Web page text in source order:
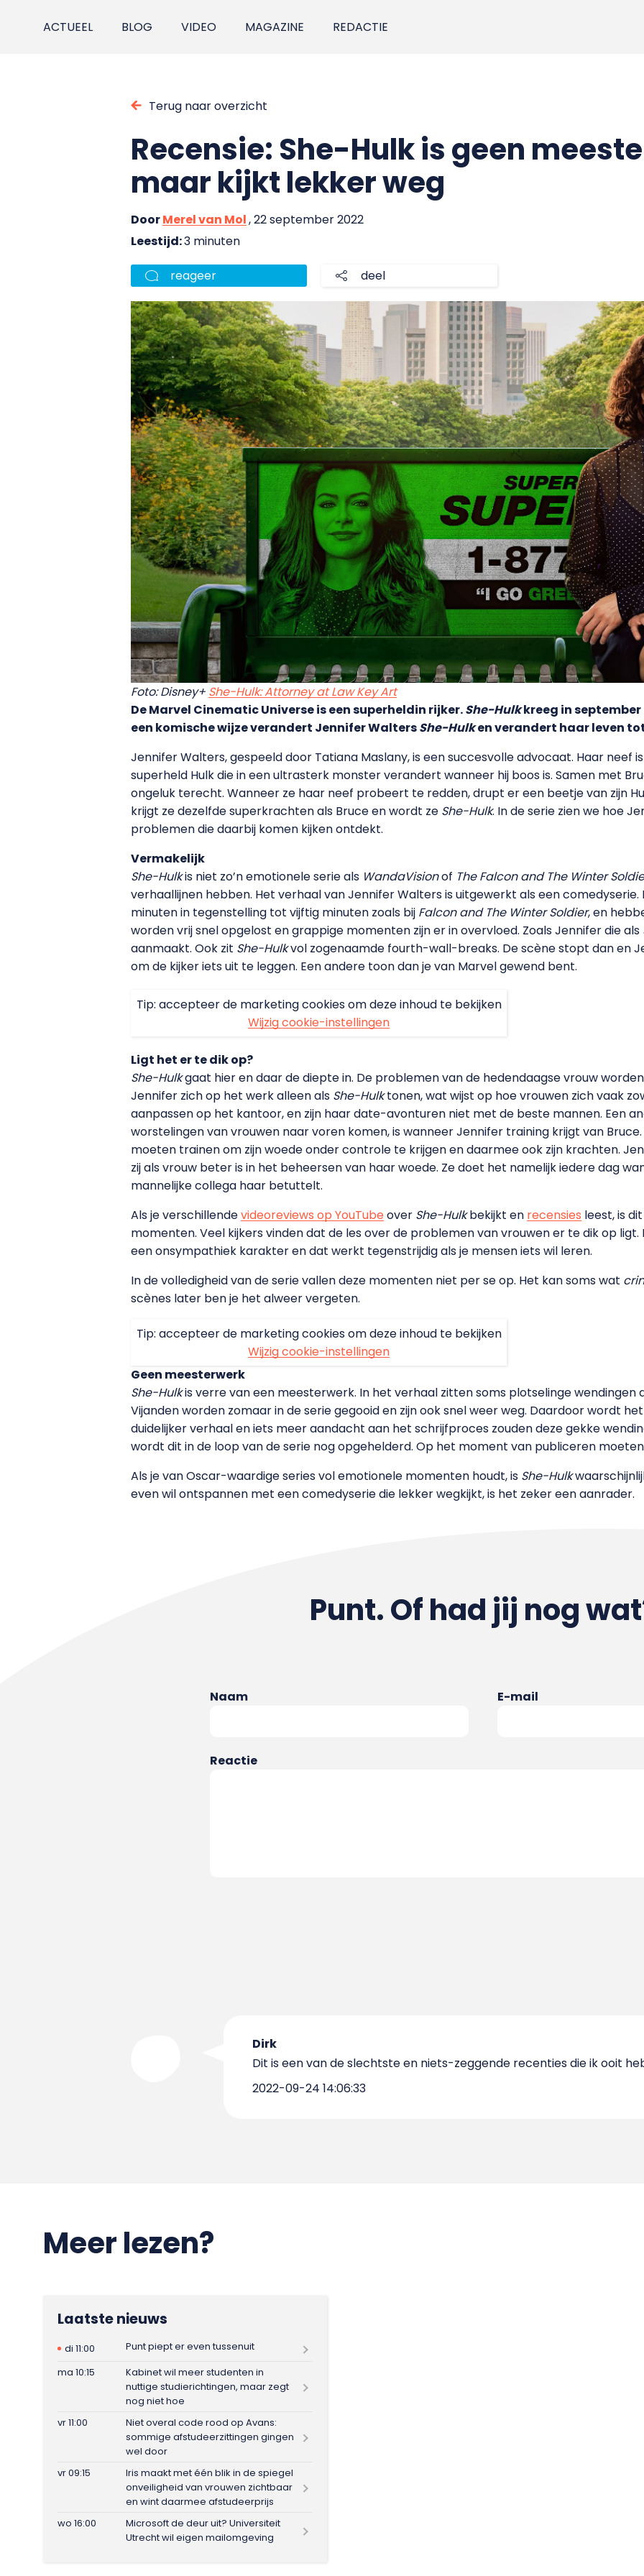
ACTUEEL BLOG VIDEO MAGAZINE REDACTIE
Terug naar overzicht
Recensie: She-Hulk is geen
maar kijkt lekker weg
DoorMerel van Mol, 22 september 2022
Leestijd:3 minuten
reageer deel
Foto: Disney+ She-Hulk: Attorney at Law Key Art
De Marvel Cinematic Universe is een superheldin rijker.She-Hulkkreeg in september
een komische wijze verandert Jennifer WaltersShe-Hulken verandert haar leven
Jennifer Walters, gespeeld door Tatiana Maslany, is een succesvolle advocaat. Haar neef
superheld Hulk die in een ultrasterk monster verandert wanneer hij boos is. Samen met
ongeluk terecht. Wanneer ze haar neef probeert te redden, drupt er een beetje van zijn
krijgt ze dezelfde superkrachten als Bruce en wordt ze She-Hulk. In de serie zien we hoe
problemen die daarbij komen kijken ontdekt.
Vermakelijk
She-Hulkis niet zo’n emotionele serie als WandaVisionof The Falcon and The Winter
verhaallijnen hebben. Het verhaal van Jennifer Walters is uitgewerkt als een
minuten in tegenstelling tot vijftig minuten zoals bij Falcon and The Winter Soldier, en
worden vrij snel opgelost en grappige momenten zijn er in overvloed. Zoals Jennifer die als
aanmaakt. Ook zit She-Hulkvol zogenaamde fourth-wall-breaks. De scène stopt dan en
om de kijker iets uit te leggen. Een andere toon dan je van Marvel gewend bent.
Tip: accepteer de marketing cookies om deze inhoud te bekijken
Wijzig cookie-instellingen
Ligt het er te dik op?
She-Hulkgaat hier en daar de diepte in. De problemen van de hedendaagse vrouw
Jennifer zich op het werk alleen als She-Hulktonen, wat wijst op hoe vrouwen zich vaak
aanpassen op het kantoor, en zijn haar date-avonturen niet met de beste mannen. Een
worstelingen van vrouwen naar voren komen, is wanneer Jennifer training krijgt van
moeten trainen om zijn woede onder controle te krijgen en daarmee ook zijn krachten.
zij als vrouw beter is in het beheersen van haar woede. Ze doet het namelijk iedere dag
mannelijke collega haar betuttelt.
Als je verschillendevideoreviews op YouTubeover She-Hulkbekijkt en recensies leest, is
momenten. Veel kijkers vinden dat de les over de problemen van vrouwen er te dik op
een onsympathiek karakter en dat werkt tegenstrijdig als je mensen iets wil leren.
In de volledigheid van de serie vallen deze momenten niet per se op. Het kan soms wat
scènes later ben je het alweer vergeten.
Tip: accepteer de marketing cookies om deze inhoud te bekijken
Wijzig cookie-instellingen
Geen meesterwerk
She-Hulkis verre van een meesterwerk. In het verhaal zitten soms plotselinge wendingen
Vijanden worden zomaar in de serie gegooid en zijn ook snel weer weg. Daardoor wordt
duidelijker verhaal en iets meer aandacht aan het schrijfproces zouden deze gekke
wordt dit in de loop van de serie nog opgehelderd. Op het moment van publiceren
Als je van Oscar-waardige series vol emotionele momenten houdt, is She-Hulk
even wil ontspannen met een comedyserie die lekker wegkijkt, is het zeker een aanrader.
Punt. Of had jij nog
Naam E-mail
Reactie
Dirk
Dit is een van de slechtste en niets-zeggende recenties die ik ooit
2022-09-24 14:06:33
Meer lezen?
Laatste nieuws
di 11:00
Punt piept er even tussenuit
ma 10:15
Kabinet wil meer studenten in
nuttige studierichtingen, maar zegt
nog niet hoe
vr 11:00
Niet overal code rood op Avans:
sommige afstudeerzittingen gingen
wel door
vr 09:15
Iris maakt met één blik in de spiegel
onveiligheid van vrouwen zichtbaar
en wint daarmee afstudeerprijs
wo 16:00
Microsoft de deur uit? Universiteit
Utrecht wil eigen mailomgeving